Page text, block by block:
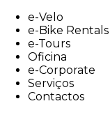
e-Velo
e-Bike Rentals
e-Tours
Oficina
e-Corporate
Serviços
Contactos